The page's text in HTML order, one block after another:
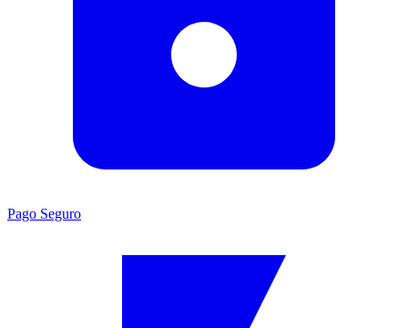
Pago Seguro